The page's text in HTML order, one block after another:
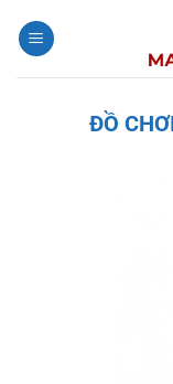
qua
ĐỒ